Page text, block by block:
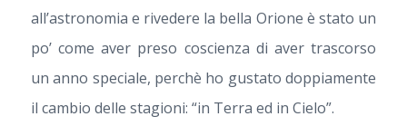
all’astronomia e rivedere la bella Orione è stato un
po’ come aver preso coscienza di aver trascorso
un anno speciale, perchè ho gustato doppiamente
il cambio delle stagioni: “in Terra ed in Cielo”.